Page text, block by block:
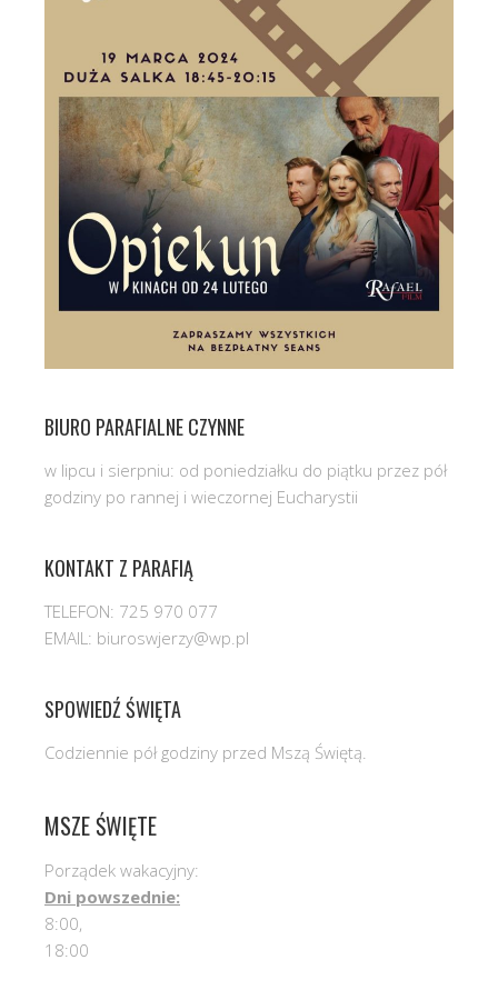
BIURO PARAFIALNE CZYNNE
w lipcu i sierpniu: od poniedziałku do piątku przez pół
godziny po rannej i wieczornej Eucharystii
KONTAKT Z PARAFIĄ
TELEFON: 725 970 077
EMAIL: biuroswjerzy@wp.pl
SPOWIEDŹ ŚWIĘTA
Codziennie pół godziny przed Mszą Świętą.
MSZE ŚWIĘTE
Porządek wakacyjny:
Dni powszednie:
8:00,
18:00